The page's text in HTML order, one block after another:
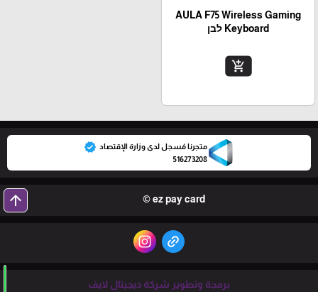
AULA F75 Wireless Gaming
Keyboard לבן
add_shopping_cart
متجرنا مُسجل لدى وزارة الإقتصاد verified
516273208
ez pay card ©
arrow_upward
برمجة وتطوير شركة ديجيتال لايف